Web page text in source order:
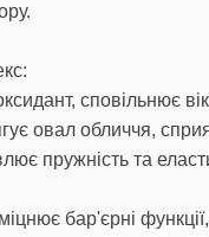
сповільнює
овал обличчя,
пружність та
бар'єрні